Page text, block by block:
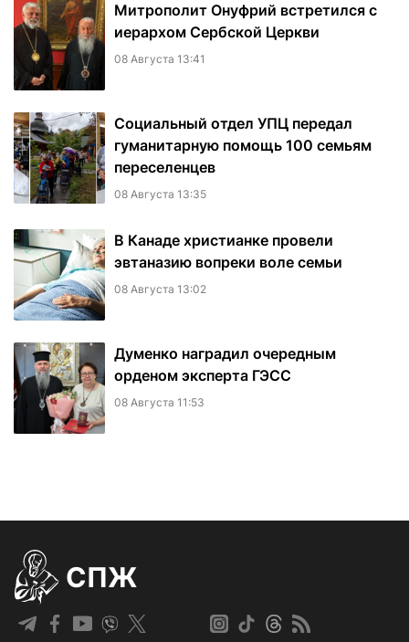
Митрополит Онуфрий встретился с
иерархом Сербской Церкви
08 Августа 13:41
Социальный отдел УПЦ передал
гуманитарную помощь 100 семьям
переселенцев
08 Августа 13:35
В Канаде христианке провели
эвтаназию вопреки воле семьи
08 Августа 13:02
Думенко наградил очередным
орденом эксперта ГЭСС
08 Августа 11:53
СПЖ